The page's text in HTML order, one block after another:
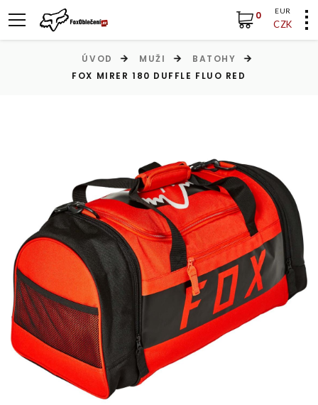
EUR
CZK
0
ÚVOD MUŽI
BATOHY
FOX MIRER 180 DUFFLE FLUO RED